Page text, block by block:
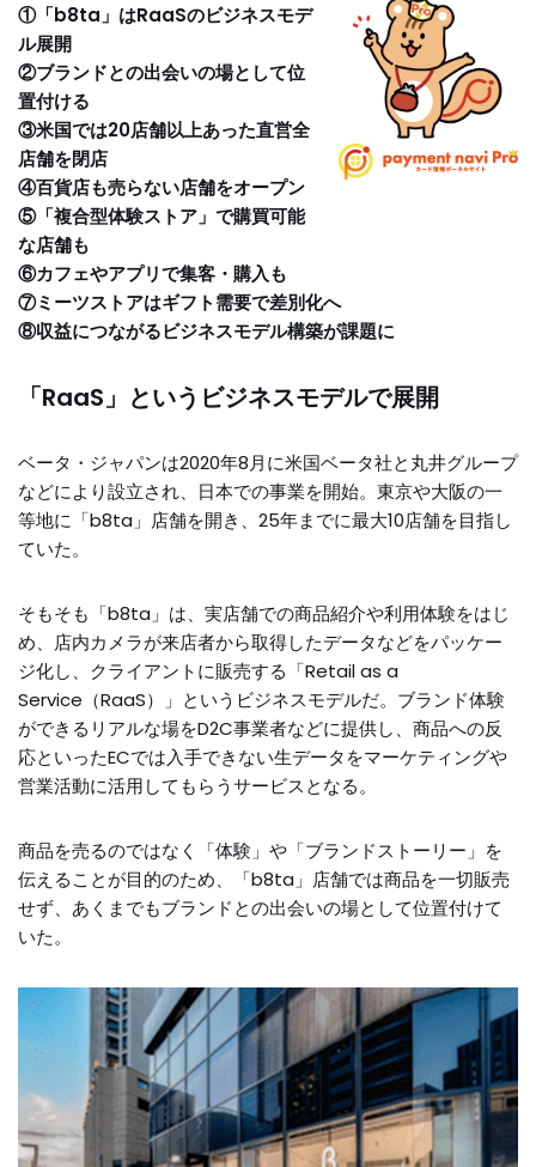
①「b8ta」はRaaSのビジネスモデ
ル展開
②ブランドとの出会いの場として位
置付ける
③米国では20店舗以上あった直営全
店舗を閉店
④百貨店も売らない店舗をオープン
⑤「複合型体験ストア」で購買可能
な店舗も
⑥カフェやアプリで集客・購入も
⑦ミーツストアはギフト需要で差別化へ
⑧収益につながるビジネスモデル構築が課題に
「RaaS」というビジネスモデルで展開
ベータ・ジャパンは2020年8月に米国ベータ社と丸井グループ
などにより設立され、日本での事業を開始。東京や大阪の一
等地に「b8ta」店舗を開き、25年までに最大10店舗を目指し
ていた。
そもそも「b8ta」は、実店舗での商品紹介や利用体験をはじ
め、店内カメラが来店者から取得したデータなどをパッケー
ジ化し、クライアントに販売する「Retail as a
Service（RaaS）」というビジネスモデルだ。ブランド体験
ができるリアルな場をD2C事業者などに提供し、商品への反
応といったECでは入手できない生データをマーケティングや
営業活動に活用してもらうサービスとなる。
商品を売るのではなく「体験」や「ブランドストーリー」を
伝えることが目的のため、「b8ta」店舗では商品を一切販売
せず、あくまでもブランドとの出会いの場として位置付けて
いた。